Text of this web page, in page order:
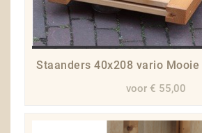
Staanders 40x208 vario
voor € 55,00